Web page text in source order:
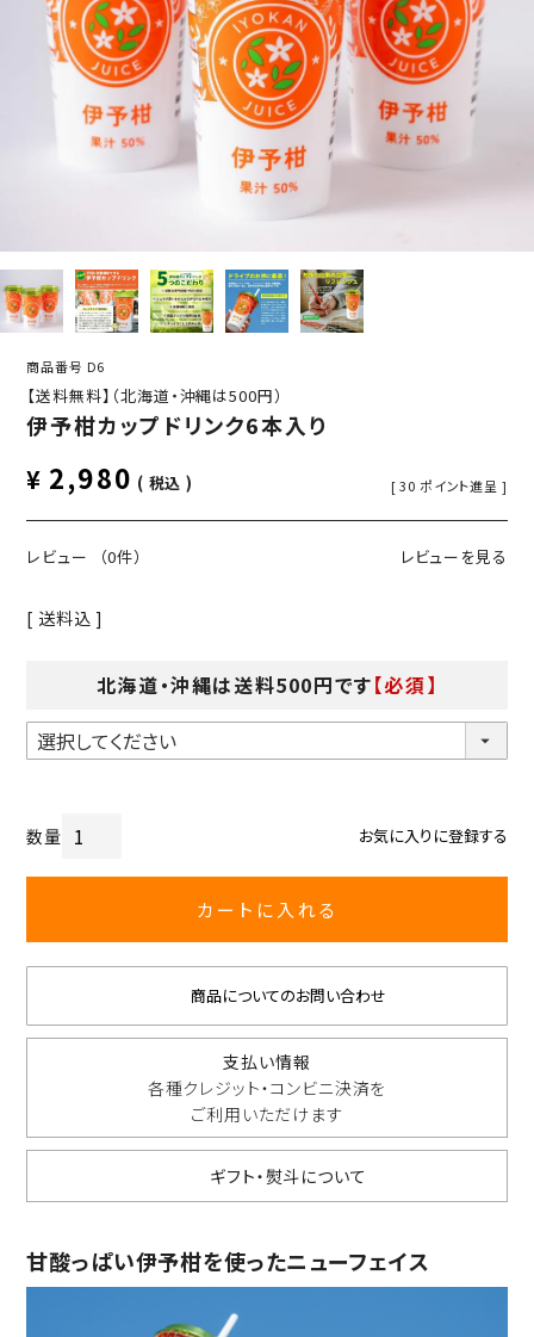
商品番号 D6
【送料無料】（北海道・沖縄は500円）
伊予柑カップドリンク6本入り
¥ 2,980 税込 [ 30 ポイント進呈 ]
レビュー （0件） レビューを見る
送料込
北海道・沖縄は送料500円です【必須】
お気に入りに登録する
カートに入れる
商品についてのお問い合わせ
支払い情報
各種クレジット・コンビニ決済を
ご利用いただけます
ギフト・熨斗について
甘酸っぱい伊予柑を使ったニューフェイス